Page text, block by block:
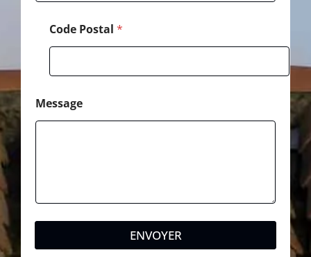
Code Postal *
Message
ENVOYER